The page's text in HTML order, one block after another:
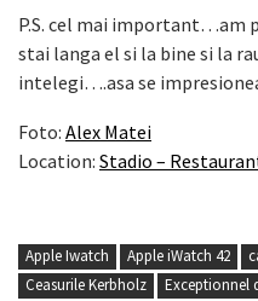
P.S. cel mai important…am
stai langa el si la bine si la
intelegi….asa se
Foto: Alex Matei
Location: Stadio –
Apple Iwatch Apple iWatch 42
Ceasurile Kerbholz
Exceptionnel